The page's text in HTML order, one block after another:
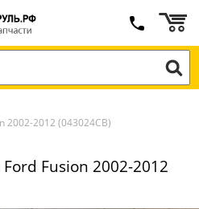
2002-2012 (043024СВ)
Fusion 2002-2012